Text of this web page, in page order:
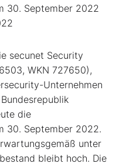
30. September 2022
secunet Security
WKN 727650),
Unternehmen
die
30. September 2022.
unter
bleibt hoch. Die